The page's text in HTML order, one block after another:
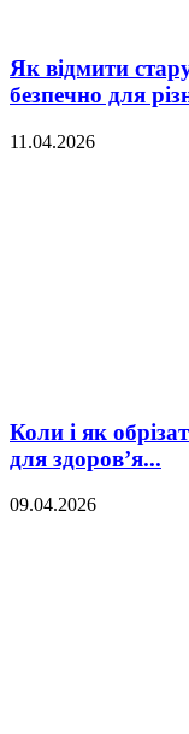
Як відмити
безпечно для
11.04.2026
Коли і як
для здоров’я...
09.04.2026